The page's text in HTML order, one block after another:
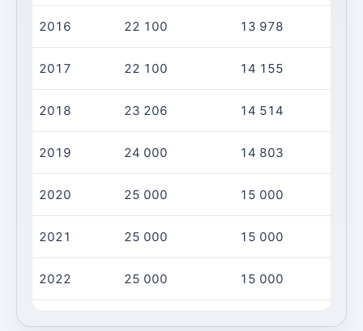
2016 22 100 13 978
2017 22 100 14 155
2018 23 206 14 514
2019 24 000 14 803
2020 25 000 15 000
2021 25 000 15 000
2022 25 000 15 000